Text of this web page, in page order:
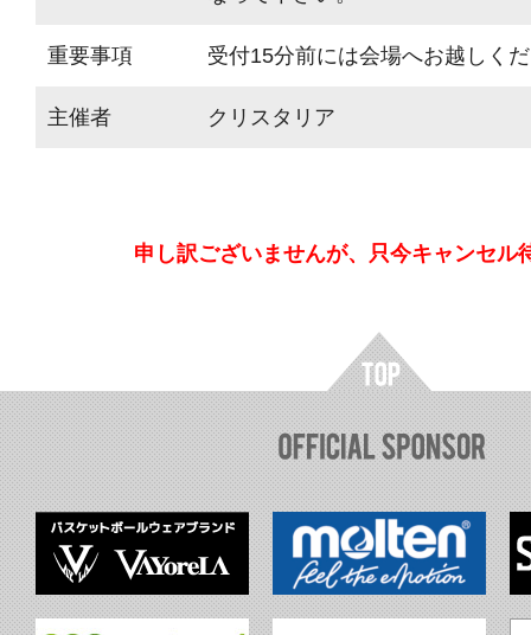
重要事項 受付15分前には会場へお越しく
主催者 クリスタリア
申し訳ございませんが、只今キャンセル